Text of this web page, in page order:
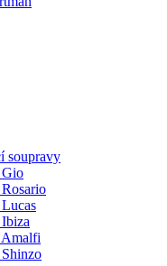
soupravy